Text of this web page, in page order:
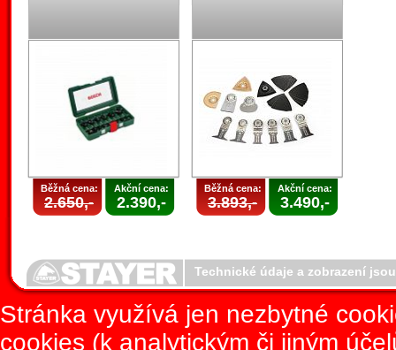
Běžná cena:
2.650,-
Akční cena:
2.390,-
Běžná cena:
3.893,-
Akční cena:
3.490,-
Technické údaje a zobrazení
Stránka využívá jen nezbytné
cookies (k analytickým či jiným